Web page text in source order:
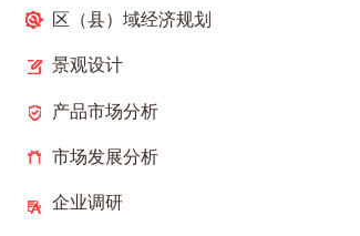
区（县）域经济规划
景观设计
产品市场分析
市场发展分析
企业调研